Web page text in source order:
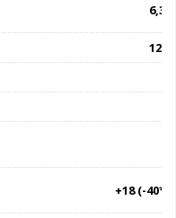
6,35
12,7
+18 (-